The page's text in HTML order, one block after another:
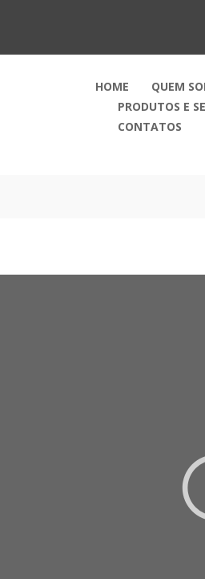
HOME QUEM
PRODUTOS E
CONTATOS